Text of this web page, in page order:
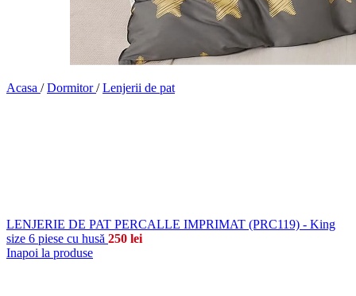
Acasa / Dormitor/ Lenjerii de pat
LENJERIE DE PAT PERCALLE IMPRIMAT (PRC119) - King
size 6 piese cu husă 250 lei
Inapoi la produse